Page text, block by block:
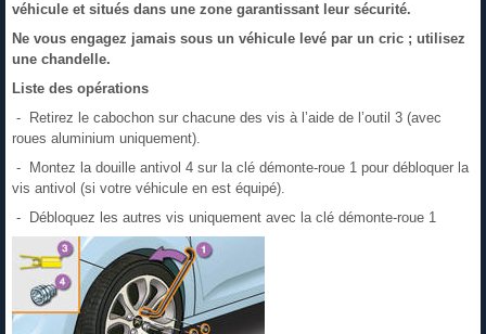
véhicule et situés dans une zone garantissant leur sécurité.
Ne vous engagez jamais sous un véhicule levé par un cric ; utilisez
une chandelle.
Liste des opérations
- Retirez le cabochon sur chacune des vis à l’aide de l’outil 3 (avec
roues aluminium uniquement).
- Montez la douille antivol 4 sur la clé démonte-roue 1 pour débloquer la
vis antivol (si votre véhicule en est équipé).
- Débloquez les autres vis uniquement avec la clé démonte-roue 1